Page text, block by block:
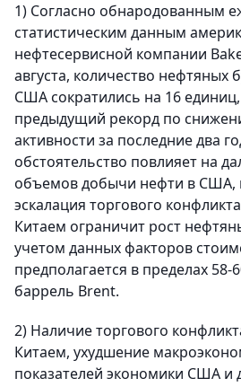
1) Согласно обнародованным
статистическим данным
нефтесервисной компании
августа, количество нефтяных
США сократились на 16
предыдущий рекорд по
активности за последние два
обстоятельство повлияет на
объемов добычи нефти в США,
эскалация торгового
Китаем ограничит рост
учетом данных факторов
предполагается в пределах 58-
баррель Brent.
2) Наличие торгового
Китаем, ухудшение
показателей экономики США и